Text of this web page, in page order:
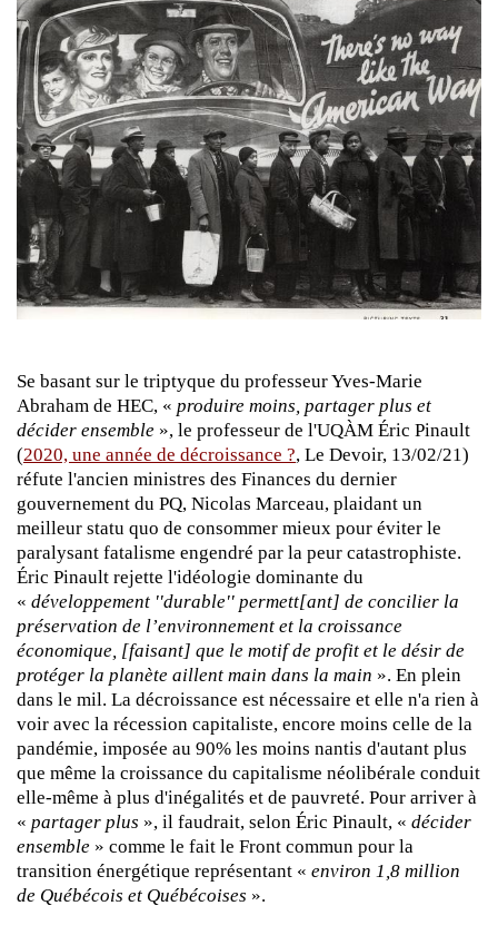
Se basant sur le triptyque du professeur Yves-Marie
Abraham de HEC, « produire moins, partager plus et
décider ensemble », le professeur de l'UQÀM Éric Pinault
(2020, une année de décroissance ?, Le Devoir, 13/02/21)
réfute l'ancien ministres des Finances du dernier
gouvernement du PQ, Nicolas Marceau, plaidant un
meilleur statu quo de consommer mieux pour éviter le
paralysant fatalisme engendré par la peur catastrophiste.
Éric Pinault rejette l'idéologie dominante du
« développement ''durable'' permett[ant] de concilier la
préservation de l’environnement et la croissance
économique, [faisant] que le motif de profit et le désir de
protéger la planète aillent main dans la main ». En plein
dans le mil. La décroissance est nécessaire et elle n'a rien à
voir avec la récession capitaliste, encore moins celle de la
pandémie, imposée au 90% les moins nantis d'autant plus
que même la croissance du capitalisme néolibérale conduit
elle-même à plus d'inégalités et de pauvreté. Pour arriver à
« partager plus », il faudrait, selon Éric Pinault, « décider
ensemble » comme le fait le Front commun pour la
transition énergétique représentant « environ 1,8 million
de Québécois et Québécoises ».